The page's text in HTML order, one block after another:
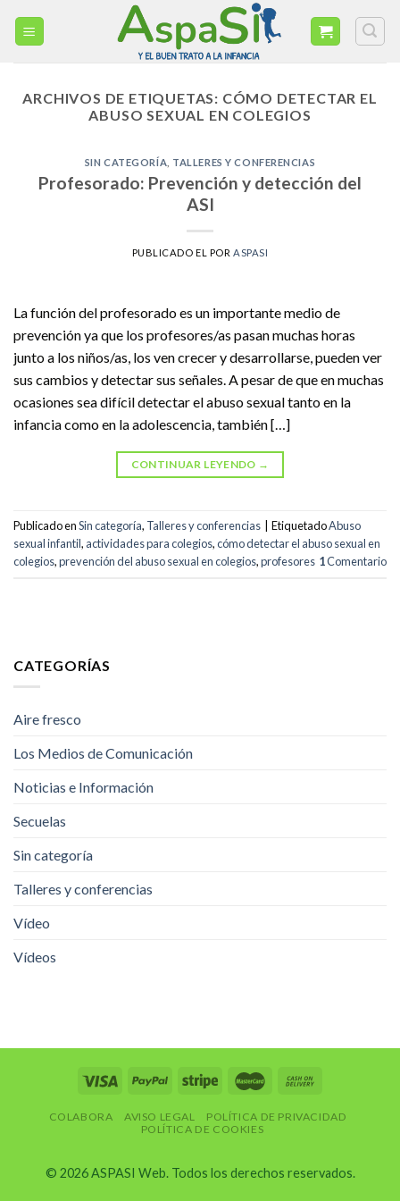
ARCHIVOS DE ETIQUETAS: CÓMO DETECTAR EL
ABUSO SEXUAL EN COLEGIOS
SIN CATEGORÍA TALLERES Y CONFERENCIAS
Profesorado: Prevención y detección del
ASI
PUBLICADO EL POR ASPASI
La función del profesorado es un importante medio de
prevención ya que los profesores/as pasan muchas horas
junto a los niños/as, los ven crecer y desarrollarse, pueden ver
sus cambios y detectar sus señales. A pesar de que en muchas
ocasiones sea difícil detectar el abuso sexual tanto en la
infancia como en la adolescencia, también […]
CONTINUAR LEYENDO →
Publicado enSin categoría, Talleres y conferencias EtiquetadoAbuso
sexual infantil, actividades para colegios,cómo detectar el abuso sexual en
colegios,prevención del abuso sexual en colegios,profesores 1Comentario
CATEGORÍAS
Aire fresco
Los Medios de Comunicación
Noticias e Información
Secuelas
Sin categoría
Talleres y conferencias
Vídeo
Vídeos
COLABORA AVISO LEGAL
POLÍTICA DE PRIVACIDAD
POLÍTICA DE COOKIES
© 2026 ASPASI Web. Todos los derechos reservados.